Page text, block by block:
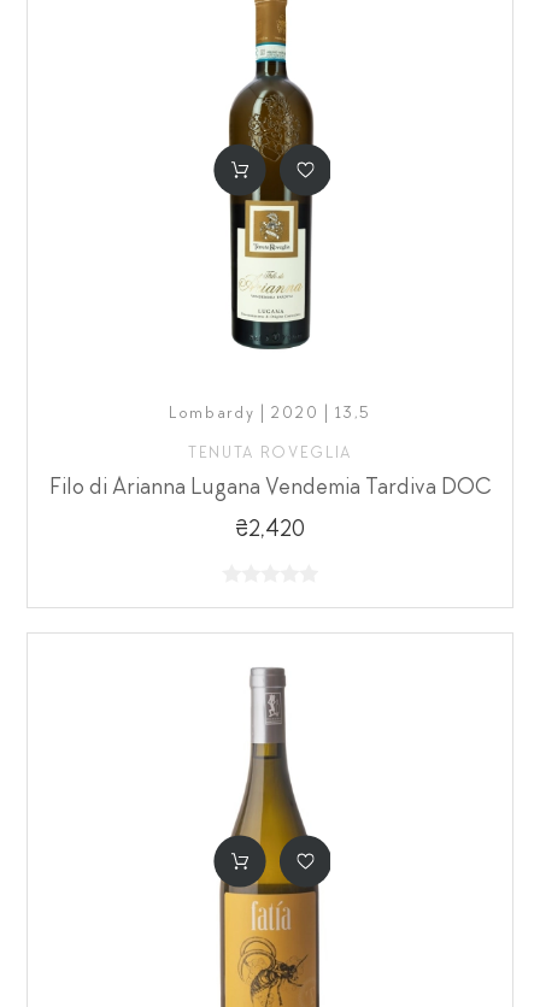
Lombardy | 2020 | 13,5
TENUTA ROVEGLIA
Filo di Arianna Lugana Vendemia Tardiva DOC
₴2,420